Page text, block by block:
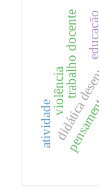
atividade
trabalho docente
violência